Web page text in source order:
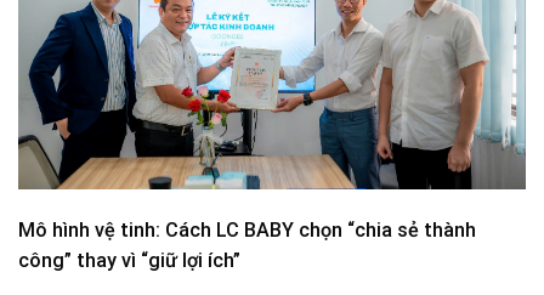
Mô hình vệ tinh: Cách LC BABY chọn “chia sẻ thành
công” thay vì “giữ lợi ích”